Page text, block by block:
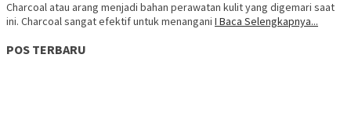
Charcoal atau arang menjadi bahan perawatan kulit yang digemari saat
ini. Charcoal sangat efektif untuk menangani I Baca Selengkapnya...
POS TERBARU